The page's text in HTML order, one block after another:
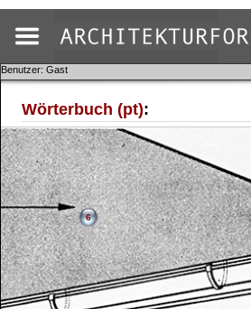
Benutzer: Gast
Wörterbuch (pt):
6